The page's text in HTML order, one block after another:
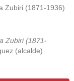
Zubiri (1871-1936)
Zubiri (1871-
(alcalde)